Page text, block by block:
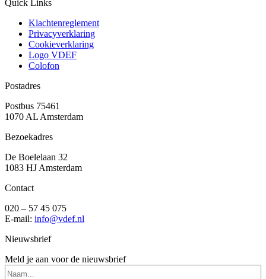
Quick Links
Klachtenreglement
Privacyverklaring
Cookieverklaring
Logo VDEF
Colofon
Postadres
Postbus 75461
1070 AL Amsterdam
Bezoekadres
De Boelelaan 32
1083 HJ Amsterdam
Contact
020 – 57 45 075
E-mail: info@vdef.nl
Nieuwsbrief
Meld je aan voor de nieuwsbrief
Naam...